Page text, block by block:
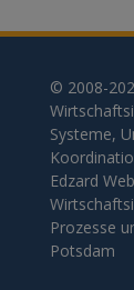
© 2008-
Systeme,
Edzard
Prozesse
Potsdam